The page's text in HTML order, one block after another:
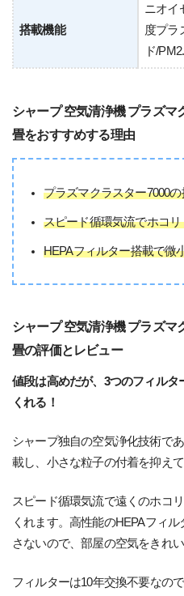
搭載機能
ニオイ
度プラ
ド/
シャープ 空気清浄機 プラズマ
畳をおすすめする理由
プラズマクラスター7000
スピード循環気流でホコ
HEPAフィルター搭載で微
シャープ 空気清浄機 プラズマ
畳の評価とレビュー
値段は高めだが、3つのフィル
くれる！
シャープ独自の空気浄化技術で
載し、小さな粒子の付着を抑え
スピード循環気流で遠くのホコ
くれます。高性能のHEPAフィ
さないので、部屋の空気をきれ
フィルターは10年交換不要なの